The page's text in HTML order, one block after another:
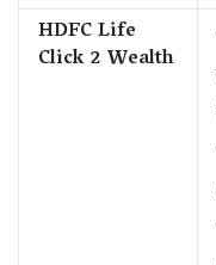
HDFC Life
Click 2 Wealth